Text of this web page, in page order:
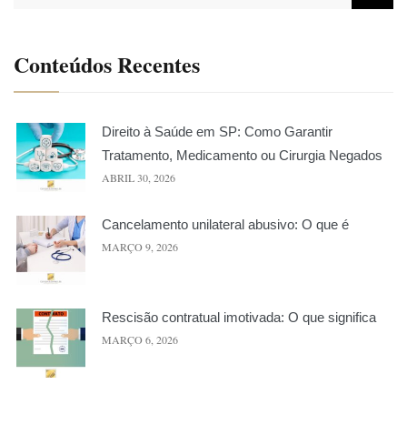
Conteúdos Recentes
Direito à Saúde em SP: Como Garantir
Tratamento, Medicamento ou Cirurgia Negados
ABRIL 30, 2026
Cancelamento unilateral abusivo: O que é
MARÇO 9, 2026
Rescisão contratual imotivada: O que significa
MARÇO 6, 2026